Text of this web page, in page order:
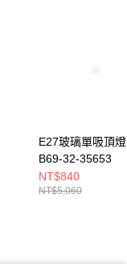
E27玻璃單吸頂燈
B69-32-35653
NT$840
NT$5,060